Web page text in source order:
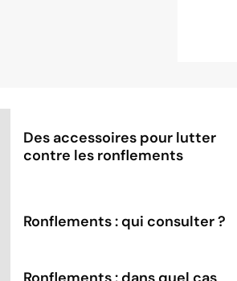
Des accessoires pour lutter
contre les ronflements
Ronflements : qui consulter ?